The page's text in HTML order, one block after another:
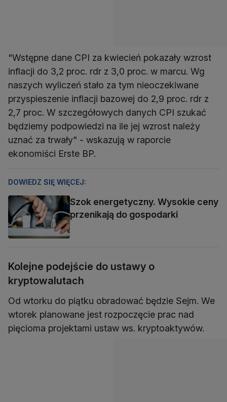
"Wstępne dane CPI za kwiecień pokazały wzrost
inflacji do 3,2 proc. rdr z 3,0 proc. w marcu. Wg
naszych wyliczeń stało za tym nieoczekiwane
przyspieszenie inflacji bazowej do 2,9 proc. rdr z
2,7 proc. W szczegółowych danych CPI szukać
będziemy podpowiedzi na ile jej wzrost należy
uznać za trwały" - wskazują w raporcie
ekonomiści Erste BP.
DOWIEDZ SIĘ WIĘCEJ:
Szok energetyczny. Wysokie ceny
przenikają do gospodarki
Kolejne podejście do ustawy o
kryptowalutach
Od wtorku do piątku obradować będzie Sejm. We
wtorek planowane jest rozpoczęcie prac nad
pięcioma projektami ustaw ws. kryptoaktywów.